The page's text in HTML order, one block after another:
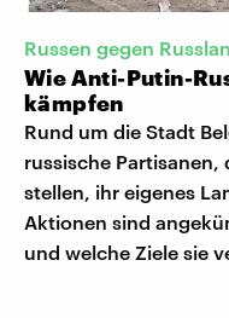
Russen gegen
Wie Anti-Putin-
kämpfen
Rund um die Stadt
russische Partisanen,
stellen, ihr eigenes
Aktionen sind
und welche Ziele sie